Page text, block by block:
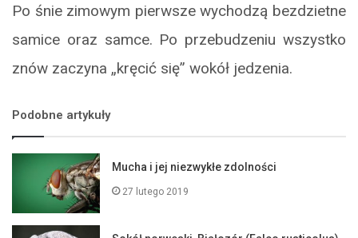
Po śnie zimowym pierwsze wychodzą bezdzietne
samice oraz samce. Po przebudzeniu wszystko
znów zaczyna „kręcić się” wokół jedzenia.
Podobne artykuły
Mucha i jej niezwykłe zdolności
27 lutego 2019